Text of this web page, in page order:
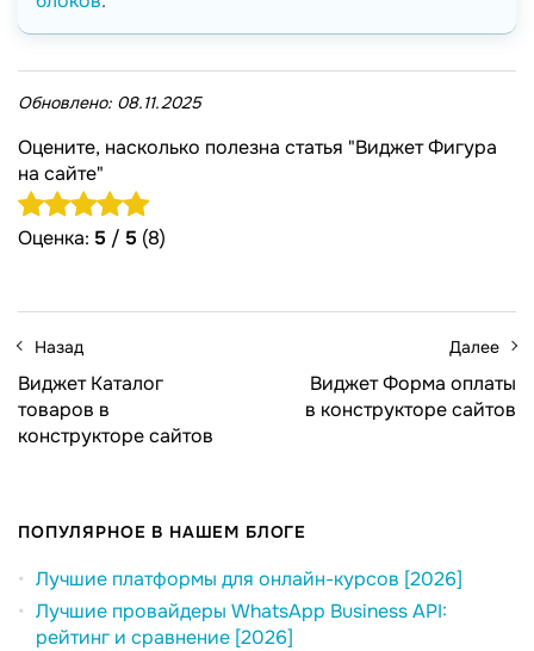
Обновлено: 08.11.2025
Оцените, насколько полезна статья "Виджет Фигура
на сайте"
Оценка: 5 / 5 (8)
Назад
Виджет Каталог
товаров в
конструкторе сайтов
Далее
Виджет Форма оплаты
в конструкторе сайтов
ПОПУЛЯРНОЕ В НАШЕМ БЛОГЕ
Лучшие платформы для онлайн-курсов [2026]
Лучшие провайдеры WhatsApp Business API:
рейтинг и сравнение [2026]